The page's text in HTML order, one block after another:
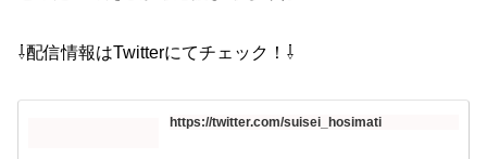
⇩配信情報はTwitterにてチェック！⇩
https://twitter.com/suisei_hosimati